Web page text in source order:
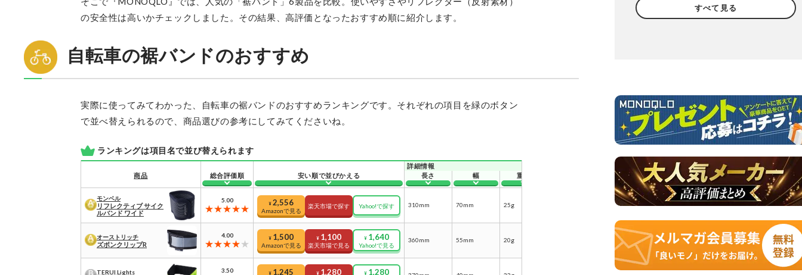
の安全性は高いかチェックしました。その結果、高評価となったおすすめ順に紹介します。
自転車の裾バンドのおすすめ
実際に使ってみてわかった、自転車の裾バンドのおすすめランキングです。それぞれの項目を緑のボタン
で並べ替えられるので、商品選びの参考にしてみてくださいね。
ランキングは項目名で並び替えられます
商品 総合評価順 安い順で並びかえる 長さ 幅 重量
モンベル
リフレクティブ サイク
ルバンド ワイド
5.00 ¥ 2,556
Amazonで見る
楽天市場で探す Yahoo!で探す 310mm 70mm 25g
オーストリッチ
ズボンクリップR
4.00 ¥ 1,500
Amazonで見る
¥ 1,100
楽天市場で見る
¥ 1,640
Yahoo!で見る
360mm 55mm 20g
TERUI Lights 3.50 ¥ 1,245 ¥ 1,280 ¥ 1,280
モンベル
リフレクティブ サイクルバンド ワイ
ド
最安価格:¥2,556〜
すべて見る